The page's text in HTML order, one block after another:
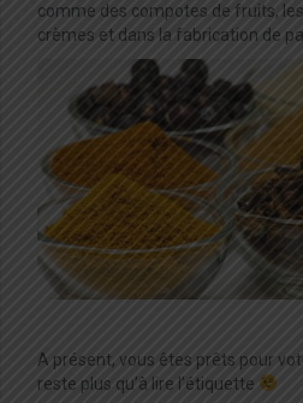
comme des compotes de fruits,
crèmes et dans la fabrication de
A présent, vous êtes prêts pour
reste plus qu’à lire l’étiquette